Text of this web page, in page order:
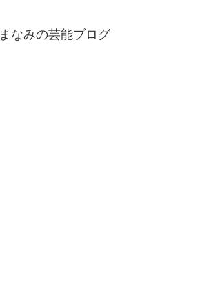
まなみの芸能ブログ